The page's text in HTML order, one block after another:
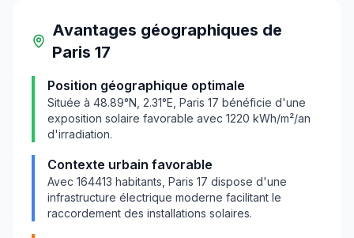
Avantages géographiques de
Paris 17
Position géographique optimale
Située à 48.89°N, 2.31°E, Paris 17 bénéficie d'une
exposition solaire favorable avec 1220 kWh/m²/an
d'irradiation.
Contexte urbain favorable
Avec 164413 habitants, Paris 17 dispose d'une
infrastructure électrique moderne facilitant le
raccordement des installations solaires.